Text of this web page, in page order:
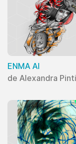
ENMA AI
de Alexandra